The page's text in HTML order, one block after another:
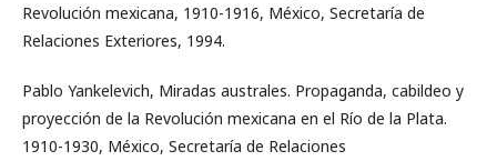
Revolución mexicana, 1910-1916, México, Secretaría de
Relaciones Exteriores, 1994.
Pablo Yankelevich, Miradas australes. Propaganda, cabildeo y
proyección de la Revolución mexicana en el Río de la Plata.
1910-1930, México, Secretaría de Relaciones